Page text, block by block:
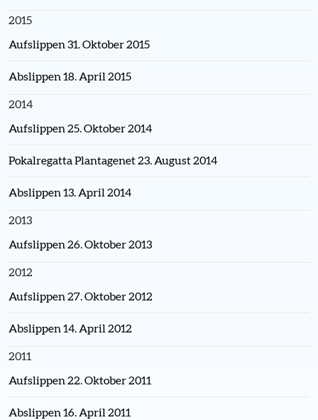
2015
Aufslippen 31. Oktober 2015
Abslippen 18. April 2015
2014
Aufslippen 25. Oktober 2014
Pokalregatta Plantagenet 23. August 2014
Abslippen 13. April 2014
2013
Aufslippen 26. Oktober 2013
2012
Aufslippen 27. Oktober 2012
Abslippen 14. April 2012
2011
Aufslippen 22. Oktober 2011
Abslippen 16. April 2011